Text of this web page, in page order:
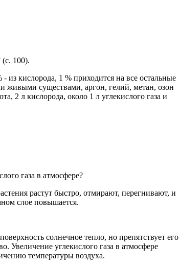
(с. 100).
из кислорода, 1 % приходится на все остальные
живыми существами, аргон, гелий, метан, озон
2 л кислорода, около 1 л углекислого газа и
газа в атмосфере?
растут быстро, отмирают, перегнивают, и
слое повышается.
солнечное тепло, но препятствует его
Увеличение углекислого газа в атмосфере
температуры воздуха.